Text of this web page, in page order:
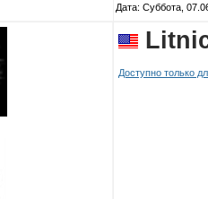
Дата: Суббота,
Доступно только